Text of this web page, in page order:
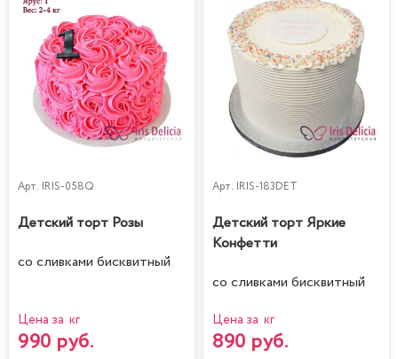
Арт. IRIS-058Q
Детский торт Розы
со сливками бисквитный
Цена за кг
990 руб.
Арт. IRIS-183DET
Детский торт Яркие
Конфетти
со сливками бисквитный
Цена за кг
890 руб.